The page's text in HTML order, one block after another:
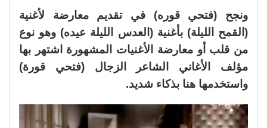
ونجح (فتحي قوره) في تقديم معارضة لأغنية
(القمح الليلة) بأغنية (العدس الليلة عيده) وهو نوع
من قلب أو معارضة الأغنيات المشهورة اشتهر بها
مؤلف الأغاني الشاعر الزجال (فتحي قورة)
واستخدمها هنا بذكاء شديد.